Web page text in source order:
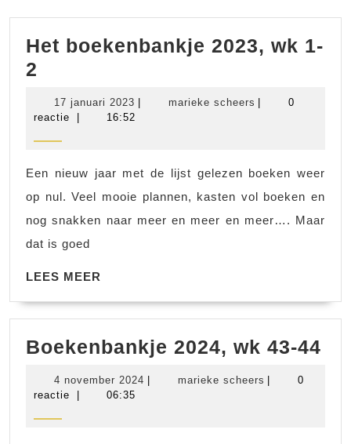
Het boekenbankje 2023, wk 1-
2
2023,
wk
17 januari 2023 17
januari
marieke scheers marieke
0
reactie
16:52
Een nieuw jaar met de lijst gelezen boeken weer
op nul. Veel mooie plannen, kasten vol boeken en
nog snakken naar meer en meer en meer…. Maar
dat is goed
LEES MEER
Boekenbankje 2024, wk 43-44
4 november 2024 4
marieke scheers marieke
0
reactie
06:35